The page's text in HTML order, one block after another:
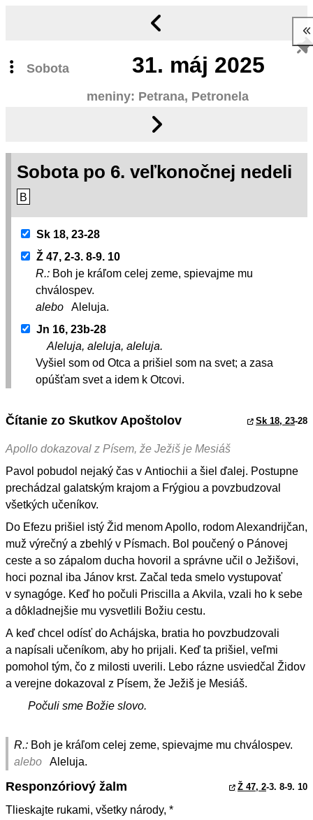
Sobota 31. máj 2025
meniny: Petrana, Petronela
Sobota po 6. veľkonočnej nedeli
B
Sk 18, 23-28
Ž 47, 2-3. 8-9. 10
R.: Boh je kráľom celej zeme, spievajme mu
chválospev.
alebo
Aleluja.
Jn 16, 23b-28
Aleluja, aleluja, aleluja.
Vyšiel som od Otca a prišiel som na svet; a zasa
opúšťam svet a idem k Otcovi.
Čítanie zo Skutkov Apoštolov Sk 18, 23-28
Apollo dokazoval z Písem, že Ježiš je Mesiáš
Pavol pobudol nejaký čas v Antiochii a šiel ďalej. Postupne
prechádzal galatským krajom a Frýgiou a povzbudzoval
všetkých učeníkov.
Do Efezu prišiel istý Žid menom Apollo, rodom Alexandrijčan,
muž výrečný a zbehlý v Písmach. Bol poučený o Pánovej
ceste a so zápalom ducha hovoril a správne učil o Ježišovi,
hoci poznal iba Jánov krst. Začal teda smelo vystupovať
v synagóge. Keď ho počuli Priscilla a Akvila, vzali ho k sebe
a dôkladnejšie mu vysvetlili Božiu cestu.
A keď chcel odísť do Achájska, bratia ho povzbudzovali
a napísali učeníkom, aby ho prijali. Keď ta prišiel, veľmi
pomohol tým, čo z milosti uverili. Lebo rázne usviedčal Židov
a verejne dokazoval z Písem, že Ježiš je Mesiáš.
Počuli sme Božie slovo.
R.: Boh je kráľom celej zeme, spievajme mu chválospev.
alebo
Aleluja.
Responzóriový žalm Ž 47, 2-3. 8-9. 10
Tlieskajte rukami, všetky národy, *